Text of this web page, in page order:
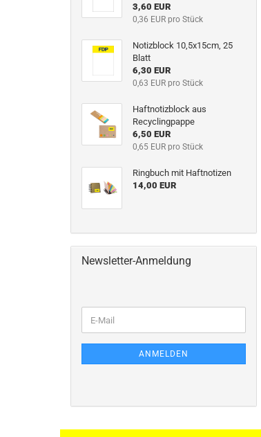
3,60 EUR
0,36 EUR pro Stück
Notizblock 10,5x15cm, 25
Blatt
6,30 EUR
0,63 EUR pro Stück
Haftnotizblock aus
Recyclingpappe
6,50 EUR
0,65 EUR pro Stück
Ringbuch mit Haftnotizen
14,00 EUR
Newsletter-Anmeldung
ANMELDEN